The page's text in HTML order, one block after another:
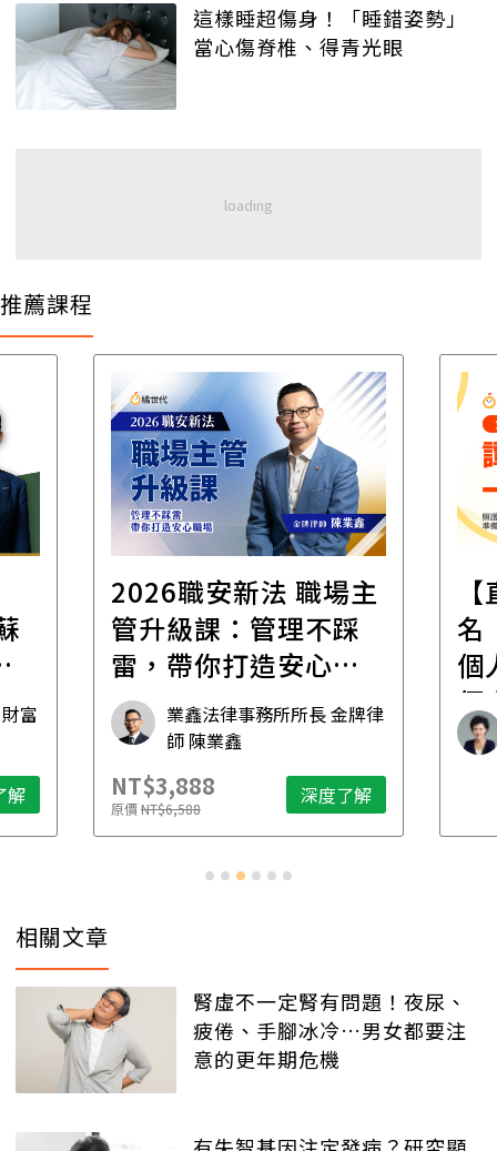
這樣睡超傷身！「睡錯姿勢」
當心傷脊椎、得青光眼
推薦課程
律
解
【直播講座】免費報
名｜8/11譚敦慈的一
個人生活必修課：一
個人住，五件事要先
想清楚！資深獨立活執行者 無毒生活
教母 譚敦慈
深度了解
相關文章
腎虛不一定腎有問題！夜尿、
疲倦、手腳冰冷…男女都要注
意的更年期危機